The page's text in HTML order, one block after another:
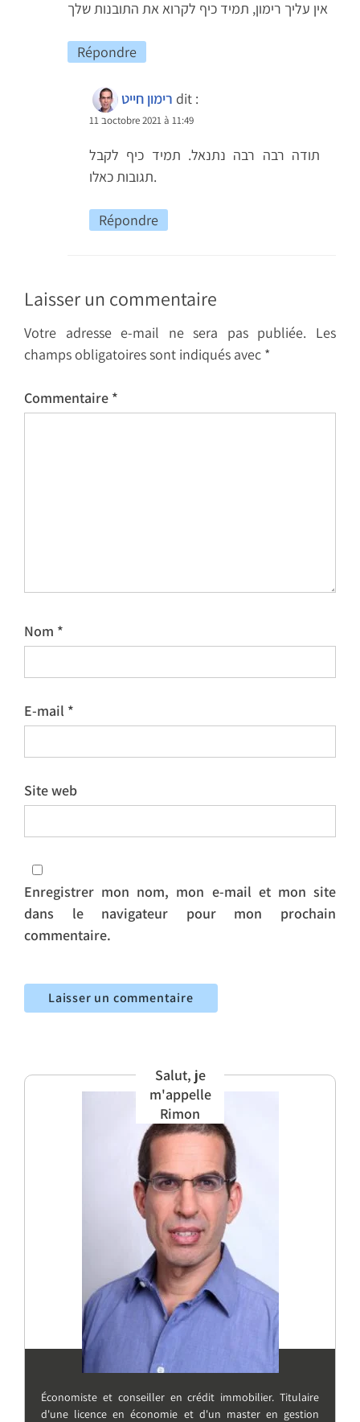
אין עליך רימון, תמיד כיף לקרוא את התובנות שלך
Répondre
רימון חייט dit :
11 בoctobre 2021 à 11:49
תודה רבה רבה נתנאל. תמיד כיף לקבל
תגובות כאלו.
Répondre
Laisser un commentaire
Votre adresse e-mail ne sera pas publiée.
Les
champs obligatoires sont indiqués avec *
Commentaire *
Nom *
E-mail *
Site web
Enregistrer mon nom, mon e-mail et mon site
dans le navigateur pour mon prochain
commentaire.
Salut, je
m'appelle
Rimon
Économiste et conseiller en crédit immobilier. Titulaire
d'une licence en économie et d'un master en gestion